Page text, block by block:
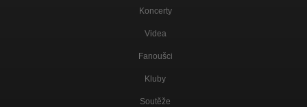
Koncerty
Videa
Fanoušci
Kluby
Soutěže